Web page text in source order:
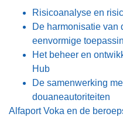
Risicoanalyse en
De harmonisatie van
eenvormige
Het beheer en
Hub
De samenwerking
douaneautoriteiten
Alfaport Voka en de